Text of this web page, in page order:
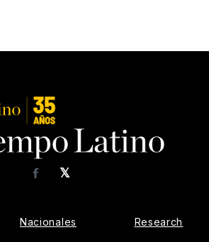
𝕏
Facebook
Nacionales Research